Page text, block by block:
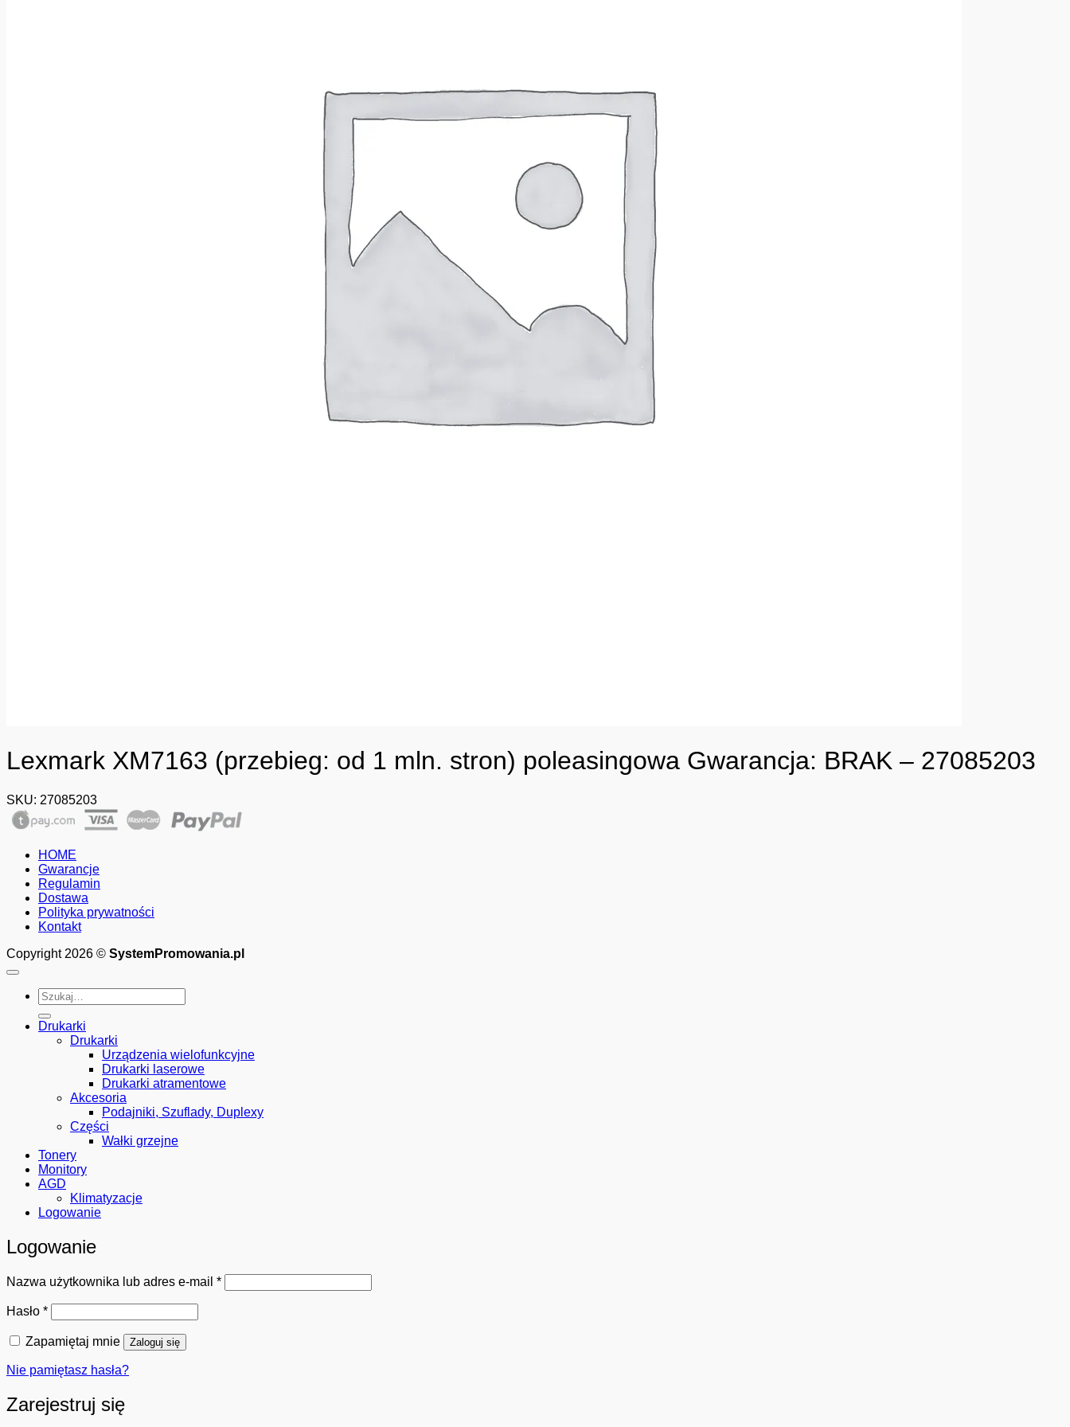
Lexmark XM7163 (przebieg: od 1 mln. stron) poleasingowa Gwarancja: BRAK – 27085203
SKU: 27085203
HOME
Gwarancje
Regulamin
Dostawa
Polityka prywatności
Kontakt
Copyright 2026 © SystemPromowania.pl
Szukaj:
Drukarki
Drukarki
Urządzenia wielofunkcyjne
Drukarki laserowe
Drukarki atramentowe
Akcesoria
Podajniki, Szuflady, Duplexy
Części
Wałki grzejne
Tonery
Monitory
AGD
Klimatyzacje
Logowanie
Logowanie
Nazwa użytkownika lub adres e-mail *Wymagane
Hasło *Wymagane
Zapamiętaj mnie Zaloguj się
Nie pamiętasz hasła?
Zarejestruj się